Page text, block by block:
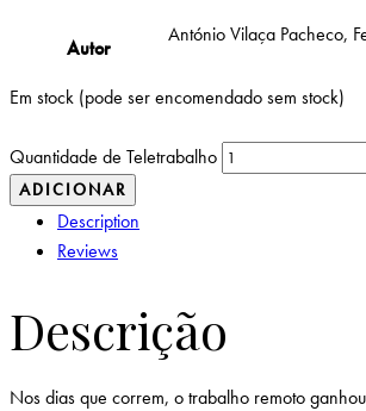
Autor
António Vilaça Pacheco,
Em stock (pode ser encomendado sem stock)
Quantidade de Teletrabalho
ADICIONAR
Description
Reviews
Descrição
Nos dias que correm, o trabalho remoto